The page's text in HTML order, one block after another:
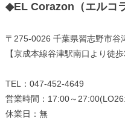
◆EL Corazon（エルコ
〒275-0026 千葉県習志野市谷
【京成本線谷津駅南口より徒歩
TEL：047-452-4649
営業時間：17:00～
休業日：無